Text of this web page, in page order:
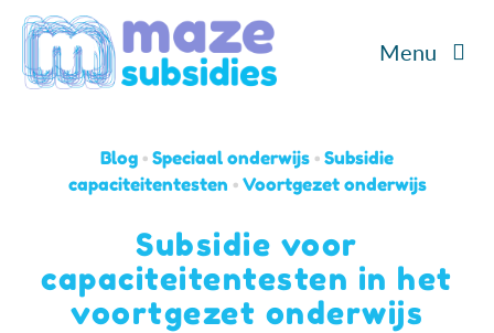
naar
Menu
Diensten
Cases
Over ons
Blog • Speciaal onderwijs • Subsidie
capaciteitentesten • Voortgezet onderwijs
Subsidie voor
capaciteitentesten in het
voortgezet onderwijs